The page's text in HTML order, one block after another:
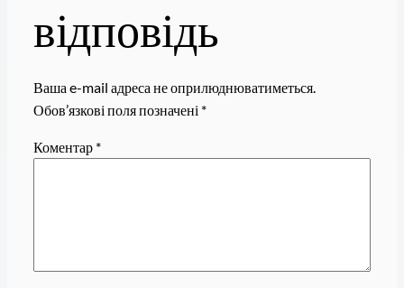
відповідь
Ваша e-mail адреса не оприлюднюватиметься.
Обов’язкові поля позначені *
Коментар *